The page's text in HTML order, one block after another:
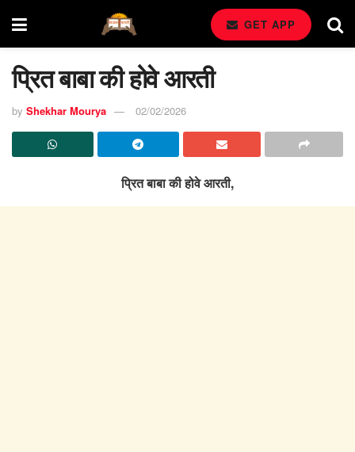
GET APP
प्रित बाबा की होवे आरती
by Shekhar Mourya 02/02/2026
प्रित बाबा की होवे आरती,